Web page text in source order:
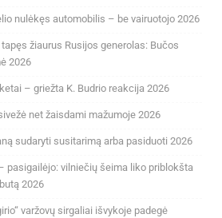
nulėkęs automobilis – be vairuotojo 2026
žiaurus Rusijos generolas: Bučos
2026
– griežta K. Budrio reakcija 2026
net žaisdami mažumoje 2026
sudaryti susitarimą arba pasiduoti 2026
pasigailėjo: vilniečių šeima liko priblokšta
2026
varžovų sirgaliai išvykoje padegė